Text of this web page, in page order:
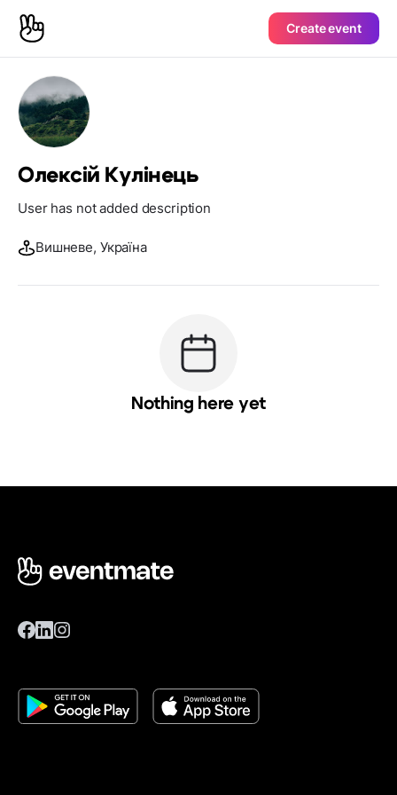
Create event
Олексій Кулінець
User has not added description
Вишневе, Україна
Nothing here yet